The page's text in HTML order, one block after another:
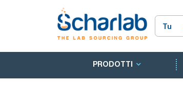
PRODOTTI